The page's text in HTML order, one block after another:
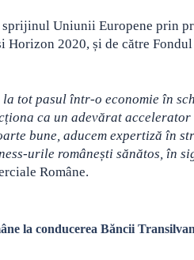
Uniunii Europene prin
Horizon 2020, și de către
tot pasul într-o economie în
ca un adevărat
bune, aducem expertiză în
urile românești sănătos, în
Române.
la conducerea Băncii